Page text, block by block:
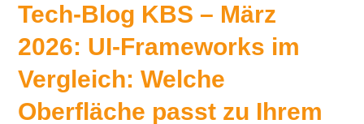
Tech-Blog KBS – März
2026: UI-Frameworks im
Vergleich: Welche
Oberfläche passt zu Ihrem